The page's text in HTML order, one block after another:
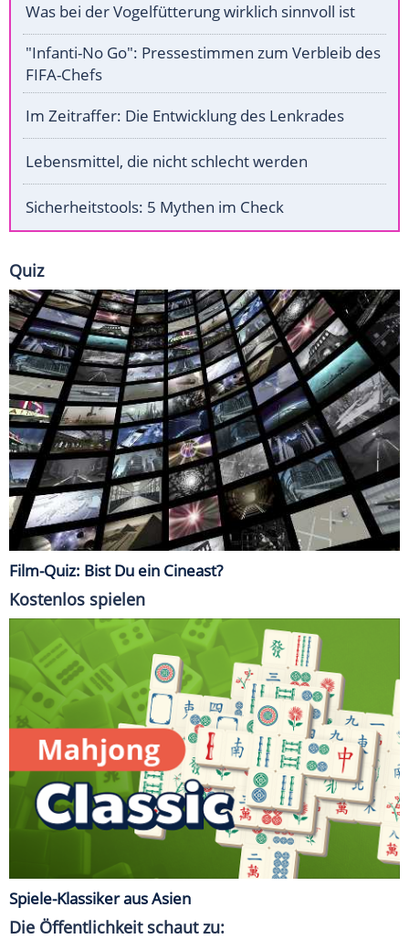
Was bei der Vogelfütterung wirklich sinnvoll ist
"Infanti-No Go": Pressestimmen zum Verbleib des
FIFA-Chefs
Im Zeitraffer: Die Entwicklung des Lenkrades
Lebensmittel, die nicht schlecht werden
Sicherheitstools: 5 Mythen im Check
Quiz
Film-Quiz: Bist Du ein Cineast?
Kostenlos spielen
Spiele-Klassiker aus Asien
Die Öffentlichkeit schaut zu: